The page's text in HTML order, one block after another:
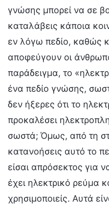
γνώσης μπορεί να σε
καταλάβεις κάποια
εν λόγω πεδίο, καθώς
αποφεύγουν οι
παράδειγμα, το
ένα πεδίο γνώσης,
δεν ήξερες ότι το
προκαλέσει
σωστά; Όμως, από τη
κατανοήσεις αυτό το
είσαι απρόσεκτος για
έχει ηλεκτρικό ρεύμα
χρησιμοποιείς. Αυτά